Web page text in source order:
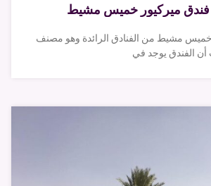
فندق ميركيور خميس مشيط
خميس مشيط من الفنادق الرائدة وهو مصنف